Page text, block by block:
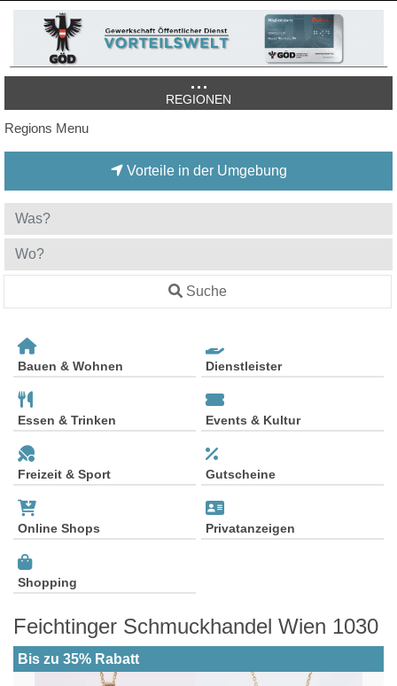
REGIONEN
Regions Menu
Vorteile in der Umgebung
Suche
Bauen & Wohnen Dienstleister
Essen & Trinken Events & Kultur
Freizeit & Sport Gutscheine
Online Shops Privatanzeigen
Shopping
Feichtinger Schmuckhandel Wien 1030
Bis zu 35% Rabatt